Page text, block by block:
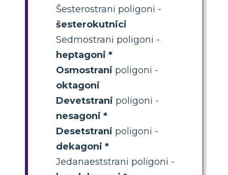
Šesterostrani poligoni -
šesterokutnici
Sedmostrani poligoni -
heptagoni *
Osmostrani poligoni -
oktagoni
Devetstrani poligoni -
nesagoni *
Desetstrani poligoni -
dekagoni *
Jedanaeststrani poligoni -